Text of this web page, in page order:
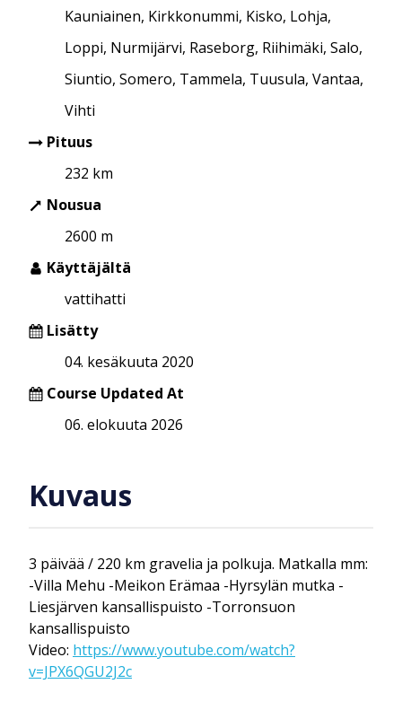
Kauniainen, Kirkkonummi, Kisko, Lohja,
Loppi, Nurmijärvi, Raseborg, Riihimäki, Salo,
Siuntio, Somero, Tammela, Tuusula, Vantaa,
Vihti
Pituus
232 km
Nousua
2600 m
Käyttäjältä
vattihatti
Lisätty
04. kesäkuuta 2020
Course Updated At
06. elokuuta 2026
Kuvaus
3 päivää / 220 km gravelia ja polkuja. Matkalla mm:
-Villa Mehu -Meikon Erämaa -Hyrsylän mutka -
Liesjärven kansallispuisto -Torronsuon
kansallispuisto
Video: https://www.youtube.com/watch?
v=JPX6QGU2J2c